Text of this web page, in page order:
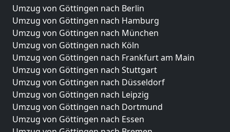
Umzug von Göttingen nach Berlin
Umzug von Göttingen nach Hamburg
Umzug von Göttingen nach München
Umzug von Göttingen nach Köln
Umzug von Göttingen nach Frankfurt am Main
Umzug von Göttingen nach Stuttgart
Umzug von Göttingen nach Düsseldorf
Umzug von Göttingen nach Leipzig
Umzug von Göttingen nach Dortmund
Umzug von Göttingen nach Essen